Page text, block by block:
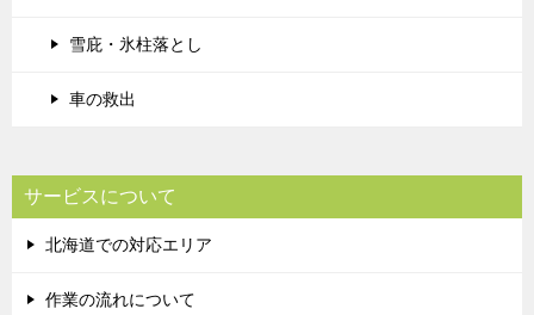
雪庇・氷柱落とし
車の救出
サービスについて
北海道での対応エリア
作業の流れについて